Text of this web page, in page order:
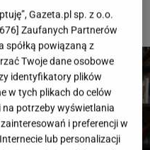
Gazeta.pl sp. z o.o.
676] Zaufanych Partnerów
spółką powiązaną z
Twoje dane osobowe
identyfikatory plików
w tych plikach do celów
potrzeby wyświetlania
i preferencji w
lub personalizacji